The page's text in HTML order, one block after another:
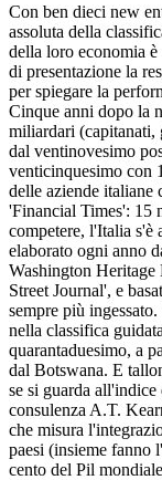
Con ben dieci new
assoluta della
della loro economia
di presentazione la
per spiegare la
Cinque anni dopo la
miliardari (capitanati,
dal ventinovesimo
venticinquesimo con
delle aziende italiane
'Financial Times': 15
competere, l'Italia s'è
elaborato ogni anno
Washington
Street Journal', e
sempre più
nella classifica
quarantaduesimo, a
dal Botswana. E
se si guarda
consulenza A.T.
che misura
paesi (insieme fanno
cento del Pil